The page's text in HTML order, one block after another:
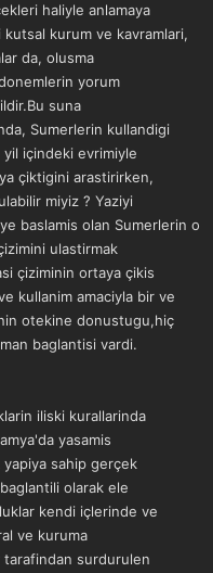
haliyle anlamaya
kurum ve kavramlari,
da, olusma
yorum
suna
Sumerlerin kullandigi
içindeki evrimiyle
çiktigini arastirirken,
miyiz ? Yaziyi
baslamis olan Sumerlerin o
ulastirmak
çiziminin ortaya çikis
kullanim amaciyla bir ve
otekine donustugu,hiç
baglantisi vardi.
iliski kurallarinda
yasamis
yapiya sahip gerçek
olarak ele
kendi içlerinde ve
ve kuruma
surdurulen